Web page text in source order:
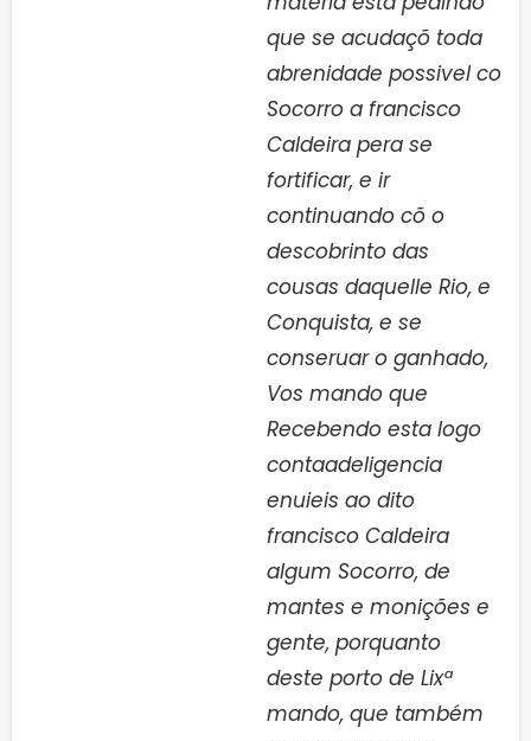
que se acudaçõ toda
abrenidade possivel co
Socorro a francisco
Caldeira pera se
fortificar, e ir
continuando cõ o
descobrinto das
cousas daquelle Rio, e
Conquista, e se
conseruar o ganhado,
Vos mando que
Recebendo esta logo
contaadeligencia
enuieis ao dito
francisco Caldeira
algum Socorro, de
mantes e monições e
gente, porquanto
deste porto de Lixª
mando, que também